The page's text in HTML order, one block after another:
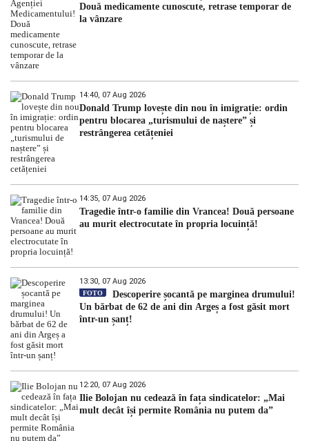
Două medicamente cunoscute, retrase temporar de
la vânzare
14:40, 07 Aug 2026
Donald Trump lovește din nou în imigrație: ordin
pentru blocarea „turismului de naștere” și
restrângerea cetățeniei
14:35, 07 Aug 2026
Tragedie într-o familie din Vrancea! Două persoane
au murit electrocutate în propria locuință!
13:30, 07 Aug 2026
FOTO
Descoperire șocantă pe marginea drumului!
Un bărbat de 62 de ani din Argeș a fost găsit mort
într-un șanț!
12:20, 07 Aug 2026
Ilie Bolojan nu cedează în fața sindicatelor: „Mai
mult decât își permite România nu putem da”